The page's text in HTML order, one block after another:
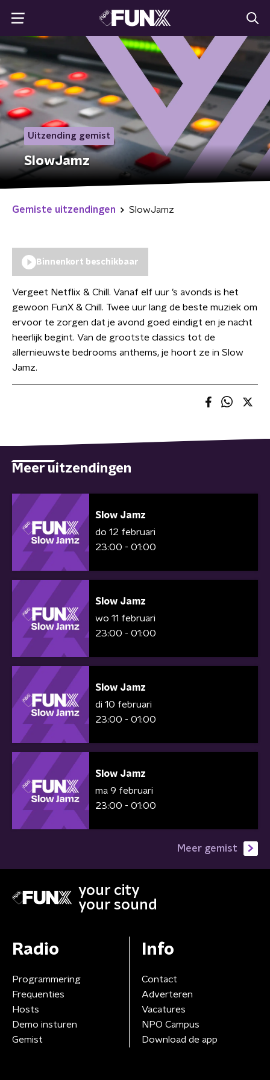
Uitzending gemist
SlowJamz
Gemiste uitzendingen SlowJamz
Binnenkort beschikbaar
Vergeet Netflix & Chill. Vanaf elf uur ’s avonds is het
gewoon FunX & Chill. Twee uur lang de beste muziek om
ervoor te zorgen dat je avond goed eindigt en je nacht
heerlijk begint. Van de grootste classics tot de
allernieuwste bedrooms anthems, je hoort ze in Slow
Jamz.
Meer uitzendingen
Slow Jamz
do 12 februari
23:00 - 01:00
Slow Jamz
wo 11 februari
23:00 - 01:00
Slow Jamz
di 10 februari
23:00 - 01:00
Slow Jamz
ma 9 februari
23:00 - 01:00
Meer gemist
your city
your sound
Radio
Programmering
Frequenties
Hosts
Demo insturen
Gemist
Info
Contact
Adverteren
Vacatures
NPO Campus
Download de app